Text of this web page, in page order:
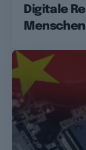
Digitale
Menschen